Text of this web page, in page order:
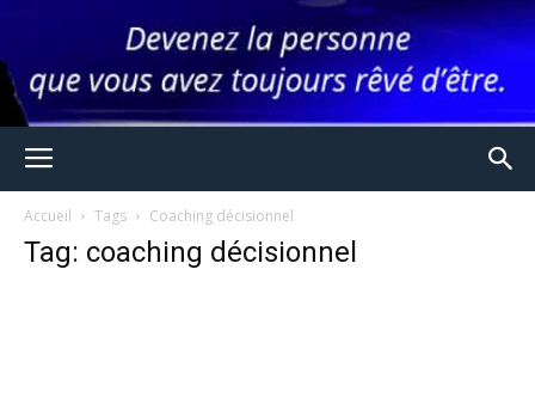
Accueil Tags Coaching décisionnel
Tag: coaching décisionnel